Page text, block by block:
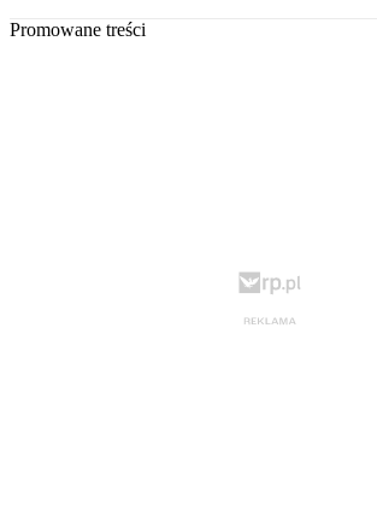
Promowane treści